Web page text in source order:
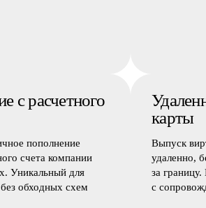
с расчетного
пополнение
счета компании
Уникальный для
обходных схем
карты
Выпуск
удаленно,
за
с